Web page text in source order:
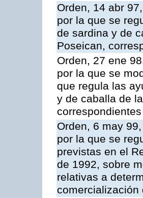
Orden, 14 abr
por la que se
de sardina y de
Poseican,
Orden, 27 ene
por la que se
que regula las
y de caballa de
Orden, 6 may
por la que se
previstas en el
de 1992, sobre
relativas a
comercialización